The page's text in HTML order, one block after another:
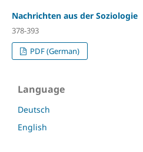
Nachrichten aus der Soziologie
378-393
PDF (German)
Language
Deutsch
English